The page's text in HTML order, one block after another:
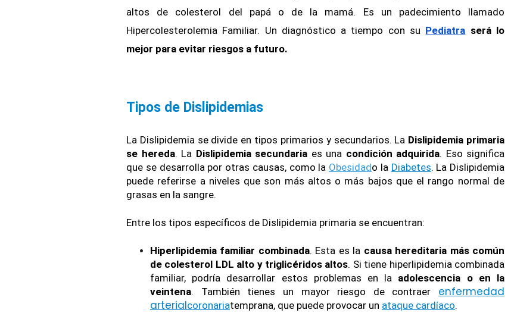
altos de colesterol del papá o de la mamá. Es un padecimiento llamado
Hipercolesterolemia Familiar. Un diagnóstico a tiempo con su Pediatra será lo
mejor para evitar riesgos a futuro.
Tipos de Dislipidemias
La Dislipidemia se divide en tipos primarios y secundarios. La Dislipidemia primaria
se hereda. La Dislipidemia secundaria es una condición adquirida. Eso significa
que se desarrolla por otras causas, como la Obesidado la Diabetes. La Dislipidemia
puede referirse a niveles que son más altos o más bajos que el rango normal de
grasas en la sangre.
Entre los tipos específicos de Dislipidemia primaria se encuentran:
Hiperlipidemia familiar combinada. Esta es la causa hereditaria más común
de colesterol LDL alto y triglicéridos altos. Si tiene hiperlipidemia combinada
familiar, podría desarrollar estos problemas en la adolescencia o en la
veintena. También tienes un mayor riesgo de contraer enfermedad
arterialcoronariatemprana, que puede provocar un ataque cardíaco.